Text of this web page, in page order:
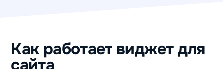
Как работает виджет для
сайта